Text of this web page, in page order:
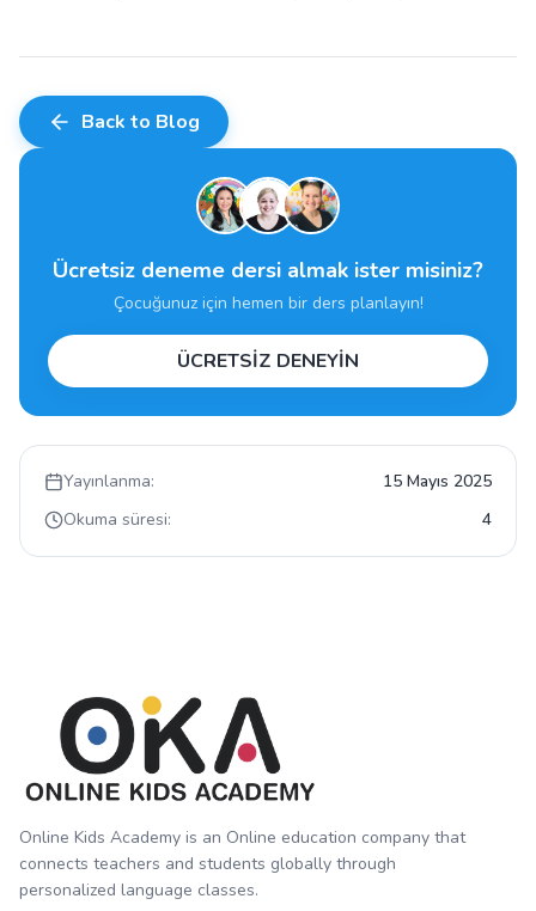
Back to Blog
Ücretsiz deneme dersi almak ister misiniz?
Çocuğunuz için hemen bir ders planlayın!
ÜCRETSİZ DENEYİN
Yayınlanma:
15 Mayıs 2025
Okuma süresi:
4
Online Kids Academy is an Online education company that
connects teachers and students globally through
personalized language classes.